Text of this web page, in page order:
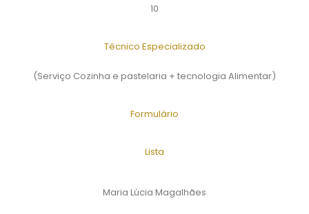
10
Técnico Especializado
(Serviço Cozinha e pastelaria + tecnologia Alimentar)
Formulário
Lista
Maria Lúcia Magalhães